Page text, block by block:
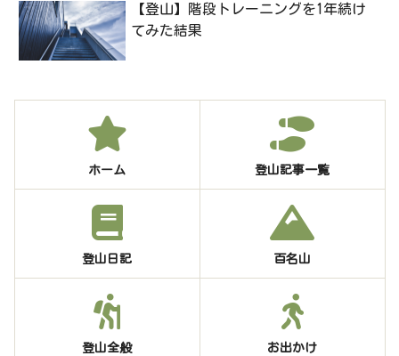
【登山】階段トレーニングを1年続け
てみた結果
ホーム 登山記事一覧
登山日記 百名山
登山全般 お出かけ